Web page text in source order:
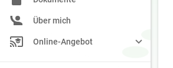
Über mich
Online-Angebot